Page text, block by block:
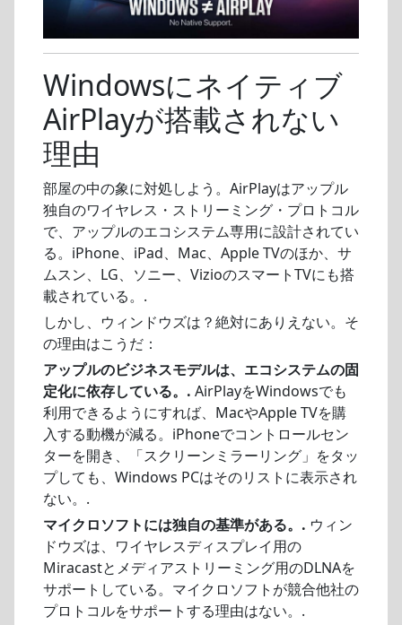
Windowsにネイティブ
AirPlayが搭載されない
理由
部屋の中の象に対処しよう。AirPlayはアップル
独自のワイヤレス・ストリーミング・プロトコル
で、アップルのエコシステム専用に設計されてい
る。iPhone、iPad、Mac、Apple TVのほか、サ
ムスン、LG、ソニー、VizioのスマートTVにも搭
載されている。.
しかし、ウィンドウズは？絶対にありえない。そ
の理由はこうだ：
アップルのビジネスモデルは、エコシステムの固
定化に依存している。. AirPlayをWindowsでも
利用できるようにすれば、MacやApple TVを購
入する動機が減る。iPhoneでコントロールセン
ターを開き、「スクリーンミラーリング」をタッ
プしても、Windows PCはそのリストに表示され
ない。.
マイクロソフトには独自の基準がある。. ウィン
ドウズは、ワイヤレスディスプレイ用の
Miracastとメディアストリーミング用のDLNAを
サポートしている。マイクロソフトが競合他社の
プロトコルをサポートする理由はない。.